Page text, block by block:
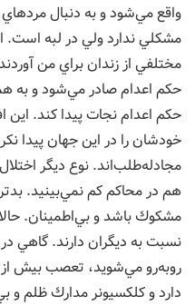
واقع مي‌شود و به دنبال
مشكلي ندارد ولي در لبه است.
مختلفي از زندان براي من
حكم اعدام صادر مي‌شود و به
حكم اعدام نجات پيدا كند.
خودشان را در اين جهان پيدا
مجادله‌طلب‌اند. نوع ديگر
هم در محاكم كم نمي‌بينيد.
مشكوك باشد و بي‌اطمينان.
نسبت به ديگران دارند. گاهي
روبه‌رو مي‌شويد، تعصب بيش
دارد و كلكسيونر مدارك ظلم و